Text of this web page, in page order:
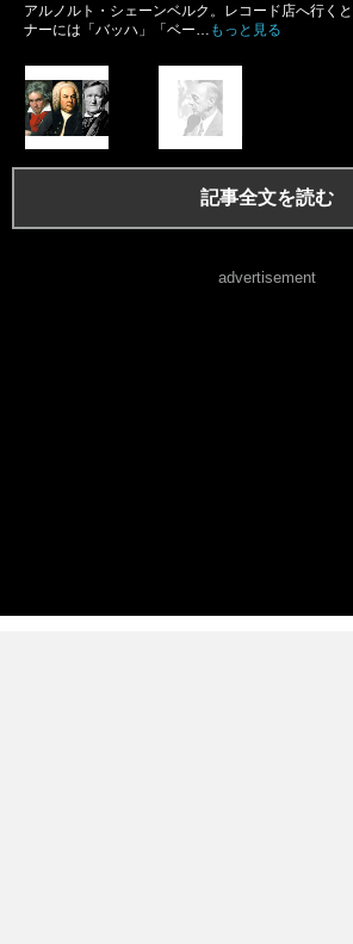
アルノルト・シェーンベルク。レコード店へ行く
ナーには「バッハ」「ベー…
もっと見る
記事全文を読む
advertisement